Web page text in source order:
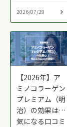
2026/07/29
【2026年】ア
ミノコラーゲン
プレミアム（明
治）の効果は？
気になる口コミ